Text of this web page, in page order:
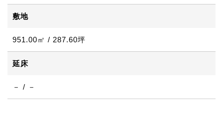
敷地
951.00㎡ / 287.60坪
延床
－ / －